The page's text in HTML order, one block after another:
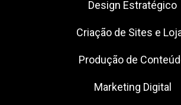
Design Estratégico
Criação de Sites e
Produção de
Marketing Digital